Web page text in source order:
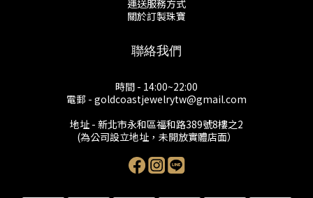
運送服務方式
關於訂製珠寶
聯絡我們
時間 - 14:00~22:00
電郵 - goldcoastjewelrytw@gmail.com
地址 - 新北市永和區福和路389號8樓之2
(為公司設立地址，未開放實體店面）